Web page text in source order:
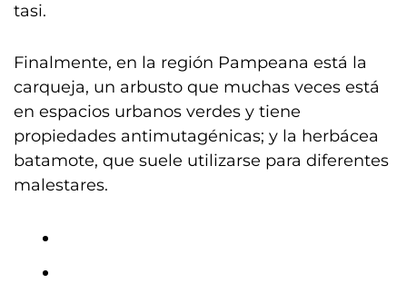
tasi.
Finalmente, en la región Pampeana está la
carqueja, un arbusto que muchas veces está
en espacios urbanos verdes y tiene
propiedades antimutagénicas; y la herbácea
batamote, que suele utilizarse para diferentes
malestares.